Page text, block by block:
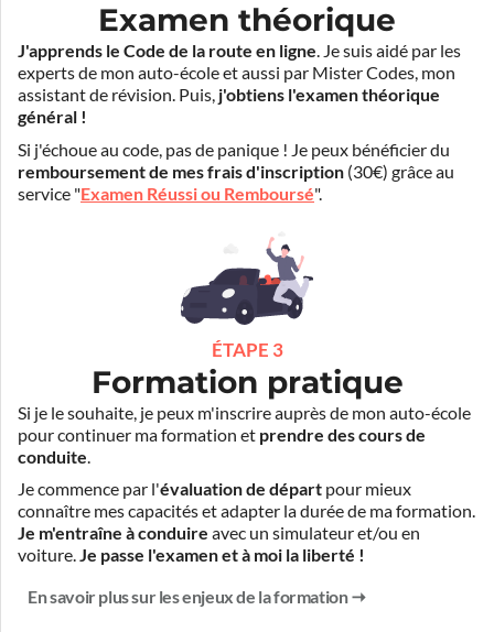
Examen théorique
J'apprends le Code de la route en ligne. Je suis aidé par les
experts de mon auto-école et aussi par Mister Codes, mon
assistant de révision. Puis, j'obtiens l'examen théorique
général !
Si j'échoue au code, pas de panique ! Je peux bénéficier du
remboursement de mes frais d'inscription (30€) grâce au
service "Examen Réussi ou Remboursé".
ÉTAPE 3
Formation pratique
Si je le souhaite, je peux m'inscrire auprès de mon auto-école
pour continuer ma formation et prendre des cours de
conduite.
Je commence par l'évaluation de départ pour mieux
connaître mes capacités et adapter la durée de ma formation.
Je m'entraîne à conduire avec un simulateur et/ou en
voiture.Je passe l'examen et à moi la liberté !
En savoir plus sur les enjeux de la formation